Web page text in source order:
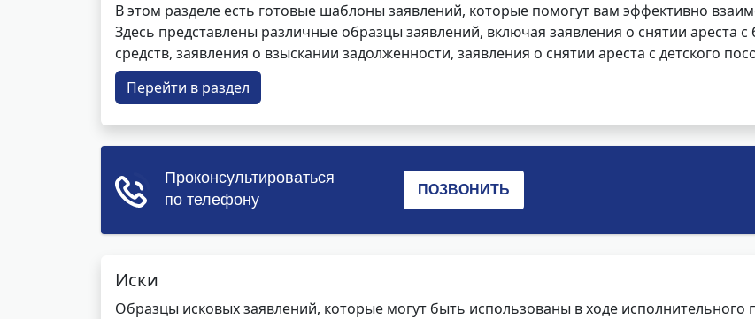
В этом разделе есть готовые шаблоны заявлений, которые помогут вам эффективно
Здесь представлены различные образцы заявлений, включая заявления о снятии ареста с
средств, заявления о взыскании задолженности, заявления о снятии ареста с детского
Перейти в раздел
Иски
Образцы исковых заявлений, которые могут быть использованы в ходе